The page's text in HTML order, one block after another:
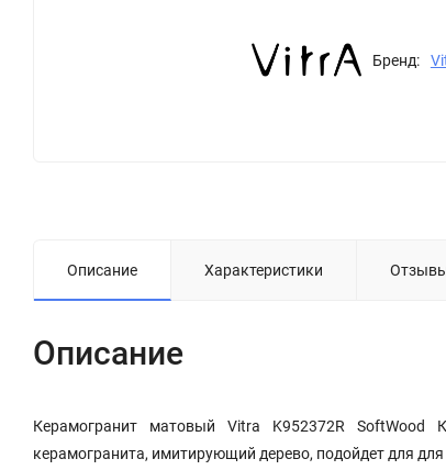
Бренд:
Описание Характеристики
Описание
Керамогранит матовый Vitra K952372R SoftWood
керамогранита, имитирующий дерево, подойдет для